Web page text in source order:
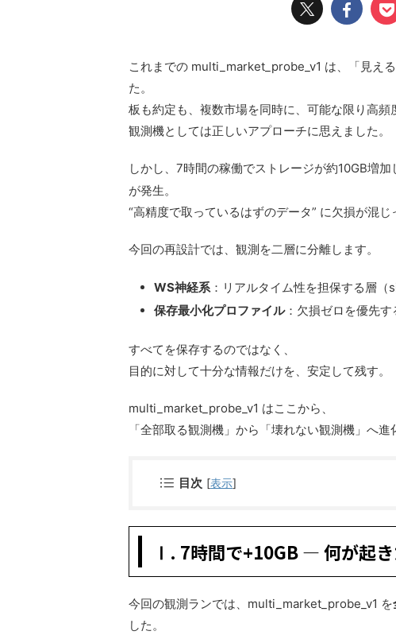
これまでの multi_market_probe_v1 は、「見え
た。
板も約定も、複数市場を同時に、可能な限り高頻
観測機としては正しいアプローチに思えました。
しかし、7時間の稼働でストレージが約10GB増
が発生。
“高精度で取っているはずのデータ” に欠損が混
今回の再設計では、観測を二層に分離します。
WS神経系：リアルタイム性を担保する層（
保存最小化プロファイル：欠損ゼロを優先す
すべてを保存するのではなく、
目的に対して十分な情報だけを、安定して残す。
multi_market_probe_v1 はここから、
「全部取る観測機」から「壊れない観測機」へ進
目次 [表示]
Ⅰ. 7時間で+10GB ― 何が起
今回の観測ランでは、multi_market_probe_v1 を
した。